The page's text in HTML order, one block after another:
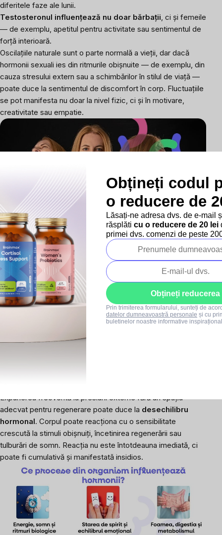
diferitele faze ale lunii.
Testosteronul influențează nu doar bărbații, ci și femeile
— de exemplu, apetitul pentru activitate sau sentimentul de
forță interioară.
Oscilațiile naturale sunt o parte normală a vieții, dar dacă
hormonii sexuali ies din ritmurile obișnuite — de exemplu, din
cauza stresului extern sau a schimbărilor în stilul de viață —
poate duce la sentimentul de discomfort în corp. Fluctuațiile
se pot manifesta nu doar la nivel fizic, ci și în motivare,
creativitate sau empatie.
V. Reacția la situații dificile și presiuni externe
La schimbările și provocările zilnice
corpul și creierul
reacționează prin hormoni
precum adrenalina și cortizolul.
Aceste substanțe sunt declanșate când corpul evaluează o
situație ca dificilă sau urgentă.
pregătește organismul pentru un răspuns
imediat – de exemplu, prin accelerarea bătăilor inimii sau
creșterea atenției.
Expunerea frecventă la presiuni externe fără un spațiu
adecvat pentru regenerare poate duce la desechilibru
hormonal. Corpul poate reacționa cu o sensibilitate
crescută la stimuli obișnuiți, încetinirea regenerării sau
tulburări de somn. Reacția nu este întotdeauna imediată, ci
poate fi cumulativă și manifestată insidios.
Obțineți codul
o reducere de
Lăsați-ne adresa dvs. de e-mail
răsplăti cu o reducere de 20 lei
primei dvs. comenzi de peste
Obțineți reducerea
Prin trimiterea formularului, sunteți de
datelor dumneavoastră personale și cu
buletinelor noastre informative